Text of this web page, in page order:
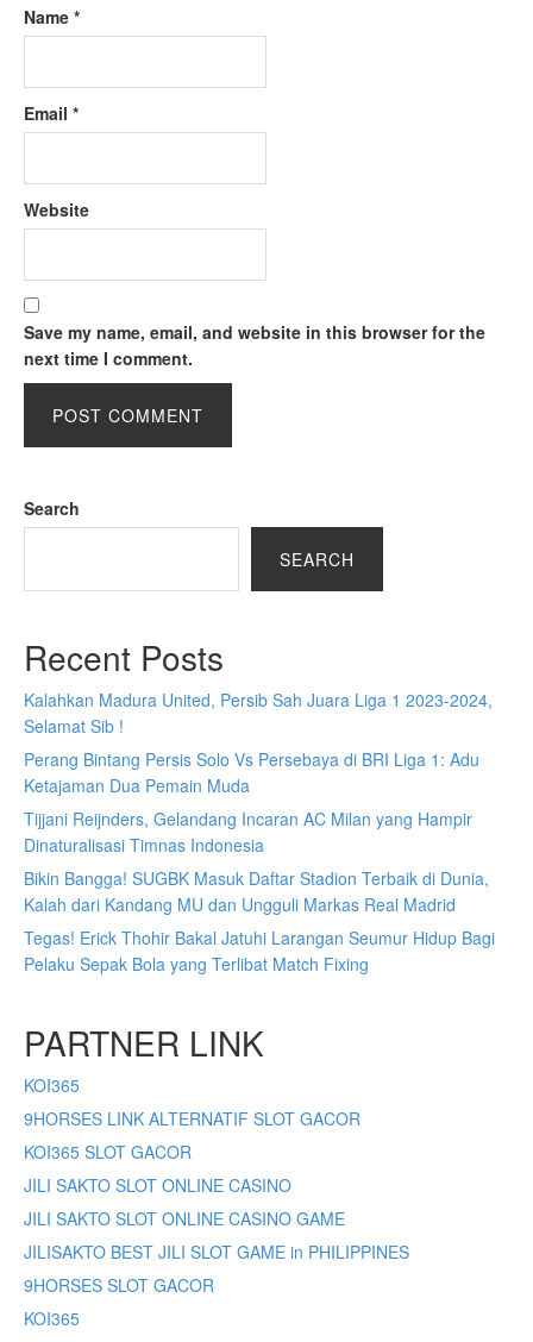
Name *
Email *
Website
Save my name, email, and website in this browser for the
next time I comment.
Search
SEARCH
Recent Posts
Kalahkan Madura United, Persib Sah Juara Liga 1 2023-2024,
Selamat Sib !
Perang Bintang Persis Solo Vs Persebaya di BRI Liga 1: Adu
Ketajaman Dua Pemain Muda
Tijjani Reijnders, Gelandang Incaran AC Milan yang Hampir
Dinaturalisasi Timnas Indonesia
Bikin Bangga! SUGBK Masuk Daftar Stadion Terbaik di Dunia,
Kalah dari Kandang MU dan Ungguli Markas Real Madrid
Tegas! Erick Thohir Bakal Jatuhi Larangan Seumur Hidup Bagi
Pelaku Sepak Bola yang Terlibat Match Fixing
PARTNER LINK
KOI365
9HORSES LINK ALTERNATIF SLOT GACOR
KOI365 SLOT GACOR
JILI SAKTO SLOT ONLINE CASINO
JILI SAKTO SLOT ONLINE CASINO GAME
JILISAKTO BEST JILI SLOT GAME in PHILIPPINES
9HORSES SLOT GACOR
KOI365